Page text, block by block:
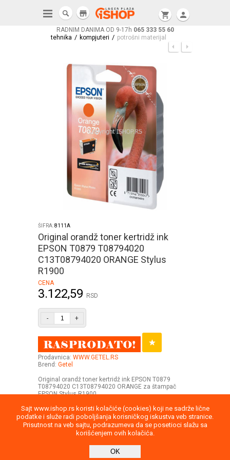
Sajt www.ishop.rs koristi kolačiće (cookies) koji ne sadrže lične
podatke i služe radi poboljšanja korisničkog iskustva veb stranice.
Prisutnost na veb sajtu, podrazumeva da se posetioci slažu sa
korišćenjem ovih kolačića.
OK
RADNIM DANIMA OD 9-17h 065 333 55 60
shopping_cart person
store
tehnika / kompjuteri / potrošni materijal
ŠIFRA:8111A
Original orandž toner kertridž ink
EPSON T0879 T08794020
C13T08794020 ORANGE Stylus
R1900
CENA
3.122,59 RSD
- +
Prodavnica: WWW.GETEL.RS
Brend: Getel
Original orandž toner kertridž ink EPSON T0879
T08794020 C13T08794020 ORANGE za štampač
EPSON Stylus R1900
Privatnost podataka Kontakt